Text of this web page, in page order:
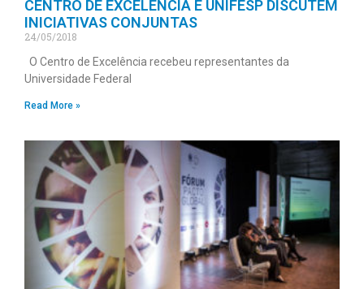
CENTRO DE EXCELÊNCIA E UNIFESP DISCUTEM
INICIATIVAS CONJUNTAS
24/05/2018
O Centro de Excelência recebeu representantes da
Universidade Federal
Read More »